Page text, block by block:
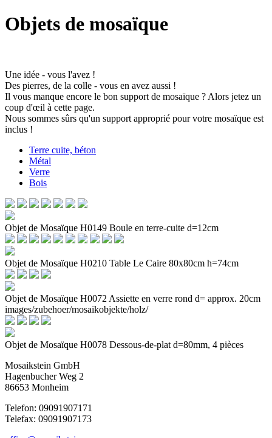
Objets de mosaïque
Une idée - vous l'avez !
Des pierres, de la colle - vous en avez aussi !
Il vous manque encore le bon support de mosaïque ? Alors jetez un
coup d'œil à cette page.
Nous sommes sûrs qu'un support approprié pour votre mosaïque est
inclus !
Terre cuite, béton
Métal
Verre
Bois
Objet de Mosaïque H0149 Boule en terre-cuite d=12cm
Objet de Mosaïque H0210 Table Le Caire 80x80cm h=74cm
Objet de Mosaïque H0072 Assiette en verre rond d= approx. 20cm
images/zubehoer/mosaikobjekte/holz/
Objet de Mosaïque H0078 Dessous-de-plat d=80mm, 4 pièces
Mosaikstein GmbH
Hagenbucher Weg 2
86653 Monheim
Telefon: 09091907171
Telefax: 09091907173